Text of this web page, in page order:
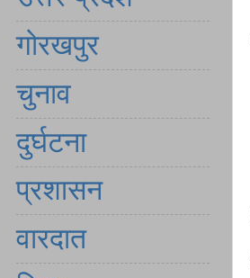
गोरखपुर
चुनाव
दुर्घटना
प्रशासन
वारदात